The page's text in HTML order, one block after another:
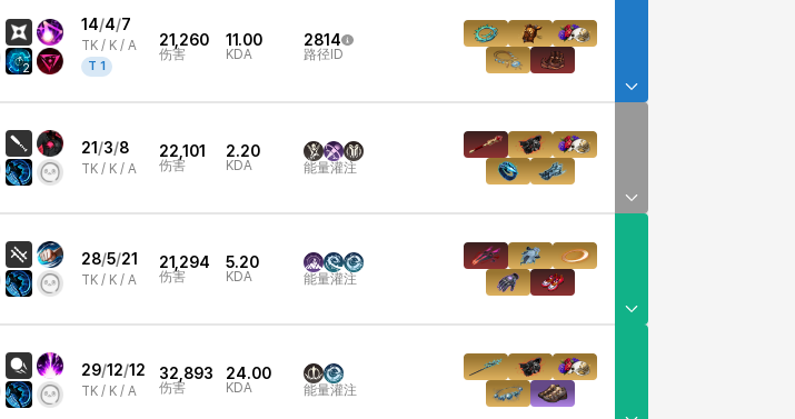
2
14/4/7
TK / K / A
T 1
21,260
伤害
11.00
KDA
2814
路径ID
21 /3/8
TK / K / A
22,101
伤害
2.20
KDA 能量灌注
28/5/21
TK / K / A
21,294
伤害
5.20
KDA 能量灌注
29/12/12
TK / K / A
32,893
伤害
24.00
KDA 能量灌注